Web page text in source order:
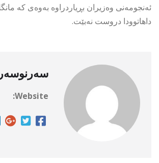
داهاتوودا دروست نەبێت.
سەرنوسەر
Website: